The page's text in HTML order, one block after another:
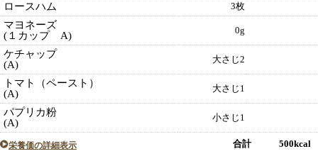
ロースハム 3枚
マヨネーズ
(１カップ A)
0g
ケチャップ
(A)
大さじ2
トマト（ペースト）
(A)
大さじ1
パプリカ粉
(A)
小さじ1
栄養価の詳細表示 合計 500kcal